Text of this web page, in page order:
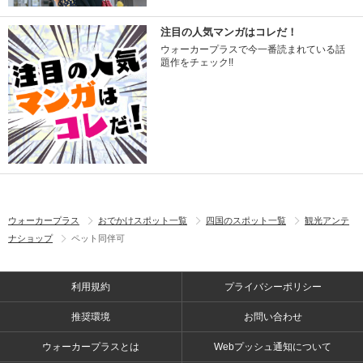
注目の人気マンガはコレだ！
ウォーカープラスで今一番読まれている話
題作をチェック!!
ウォーカープラス おでかけスポット一覧 四国のスポット一覧
観光アンテ
ナショップ
ペット同伴可
利用規約 プライバシーポリシー
推奨環境 お問い合わせ
ウォーカープラスとは Webプッシュ通知について